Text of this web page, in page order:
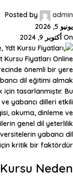
Posted by
admin
يونيو 5, 2026
On أكتوبر 9, 2024
önemli bir yere
dil eğitimi almak
tasarlanmıştır. Bu
yabancı dilleri etkili
okuma, dinleme ve
genel dil yeterlilik
yabancı dil
kritik bir faktördür.
Neden